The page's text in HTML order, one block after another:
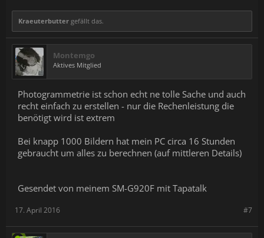
Kraeuterbutter gefällt das.
Montemgo
Aktives Mitglied
Photogrammetrie ist schon echt ne tolle Sache und auch
recht einfach zu erstellen - nur die Rechenleistung die
benötigt wird ist extrem
Bei knapp 1000 Bildern hat mein PC circa 16 Stunden
gebraucht um alles zu berechnen (auf mittleren Details)
Gesendet von meinem SM-G920F mit Tapatalk
#7
17. April 2016